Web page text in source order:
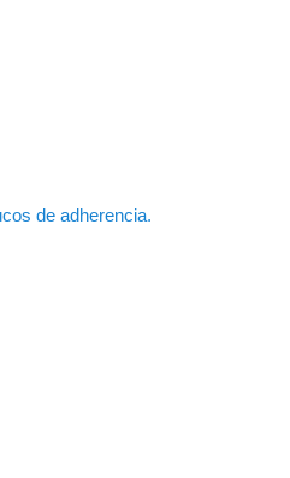
de adherencia.